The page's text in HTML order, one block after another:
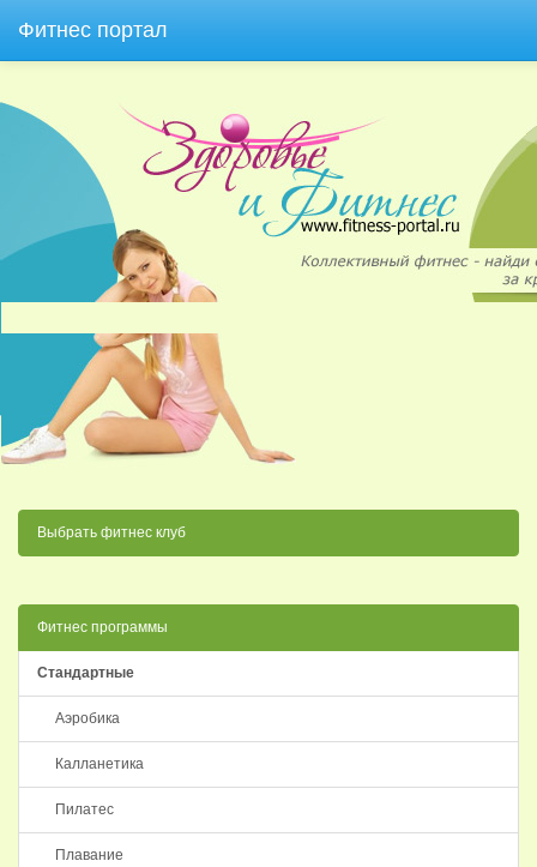
Фитнес портал
Выбрать фитнес клуб
Фитнес программы
Стандартные
Аэробика
Калланетика
Пилатес
Плавание